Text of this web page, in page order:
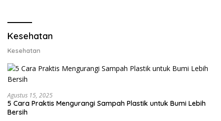
Kesehatan
Kesehatan
Agustus 15, 2025
5 Cara Praktis Mengurangi Sampah Plastik untuk Bumi Lebih
Bersih